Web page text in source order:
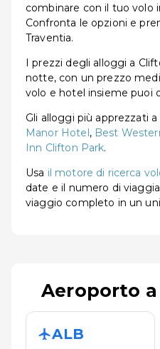
combinare con il tuo volo
Confronta le opzioni e
Traventia.
I prezzi degli alloggi a
notte, con un prezzo
volo e hotel insieme puoi
Gli alloggi più apprezzati
Manor Hotel, Best
Inn Clifton Park.
Usa il motore di ricerca
date e il numero di
viaggio completo in un
Aeroporto
ALB